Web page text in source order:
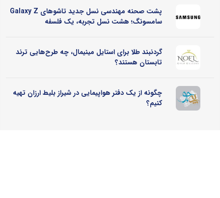
پشت صحنه مهندسی نسل جدید تاشوهای Galaxy Z
سامسونگ؛ هشت نسل تجربه، یک فلسفه
گردنبند طلا برای استایل مینیمال، چه طرح‌هایی ترند
تابستان هستند؟
چگونه از یک دفتر هواپیمایی در شیراز بلیط ارزان تهیه
کنیم؟